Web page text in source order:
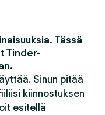
Tässä
Tinder-
Sinun pitää
kiinnostuksen
esitellä